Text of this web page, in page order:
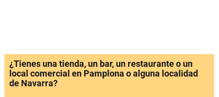
¿Tienes una tienda, un bar, un restaurante o un
local comercial en Pamplona o alguna localidad
de Navarra?